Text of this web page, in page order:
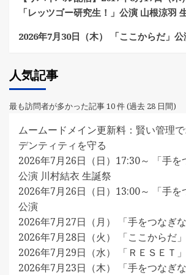
「レッツゴー研究生！」公演 山根涼羽
2026年7月30日（木） 「ここからだ」公
人気記事
最も訪問者が多かった記事 10 件 (過去 28 日間)
ムームードメイン更新料：賢い管理
デンティティを守る
2026年7月26日（日）17:30～ 「手を
公演 川村結衣 生誕祭
2026年7月26日（日）13:00～ 「手を
公演
2026年7月27日（月） 「手をつなぎ
2026年7月28日（火） 「ここからだ
2026年7月29日（水） 「ＲＥＳＥＴ
2026年7月23日（木） 「手をつなぎ